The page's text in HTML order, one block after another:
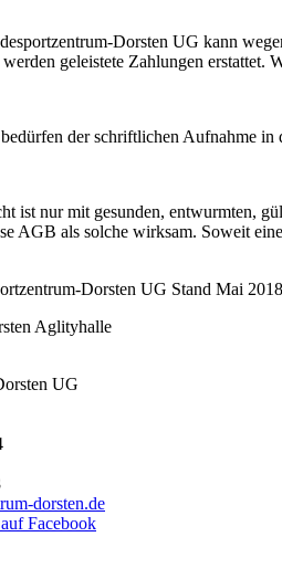
Dorsten UG kann
geleistete Zahlungen erstattet.
der schriftlichen Aufnahme
ist nur mit gesunden, entwurmten,
AGB als solche wirksam. Soweit
Dorsten UG Stand Mai 2018
UG
dorsten.de
Facebook